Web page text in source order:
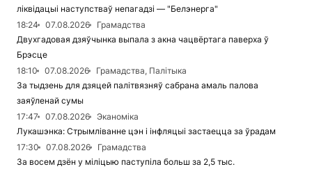
ліквідацыі наступстваў непагадзі — "Белэнерга"
18:24
07.08.2026
Грамадства
Двухгадовая дзяўчынка выпала з акна чацвёртага паверха ў
Брэсце
18:10
07.08.2026
Грамадства, Палітыка
За тыдзень для дзяцей палітвязняў сабрана амаль палова
заяўленай сумы
17:47
07.08.2026
Эканоміка
Лукашэнка: Стрымліванне цэн і інфляцыі застаецца за ўрадам
17:30
07.08.2026
Грамадства
За восем дзён у міліцыю паступіла больш за 2,5 тыс.